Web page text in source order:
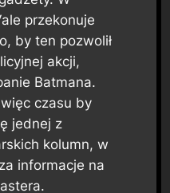
przekonuje
by ten pozwolił
akcji,
Batmana.
czasu by
jednej z
kolumn, w
informacje na